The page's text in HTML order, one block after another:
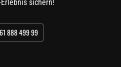
sichern!
888 499 99